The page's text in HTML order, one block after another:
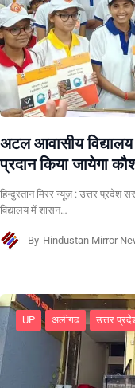
अटल आवासीय
प्रदान किया जायेगा
हिन्दुस्तान मिरर न्यूज़ : उत्तर प्रदेश
विद्यालय में शासन…
By Hindustan Mirror
UP अलीगढ उत्तर